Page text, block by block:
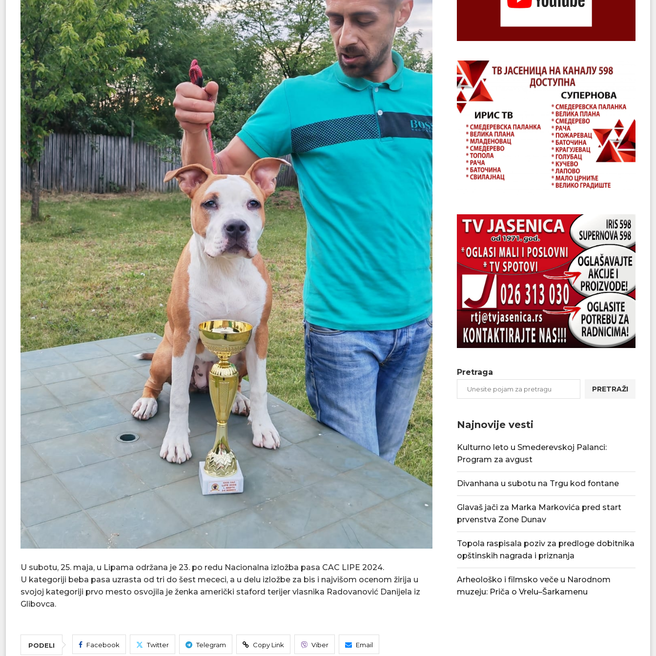
U subotu, 25. maja, u Lipama održana je 23. po redu Nacionalna izložba pasa CAC LIPE 2024.
U kategoriji beba pasa uzrasta od tri do šest mececi, a u delu izložbe za bis i najvišom ocenom žirija u
svojoj kategoriji prvo mesto osvojila je ženka američki staford terijer vlasnika Radovanović Danijela iz
Glibovca.
PODELI Facebook Twitter Telegram Copy Link Viber Email
Pretraga
PRETRAŽI
Najnovije vesti
Kulturno leto u Smederevskoj Palanci:
Program za avgust
Divanhana u subotu na Trgu kod fontane
Glavaš jači za Marka Markovića pred start
prvenstva Zone Dunav
Topola raspisala poziv za predloge dobitnika
opštinskih nagrada i priznanja
Arheološko i filmsko veče u Narodnom
muzeju: Priča o Vrelu–Šarkamenu